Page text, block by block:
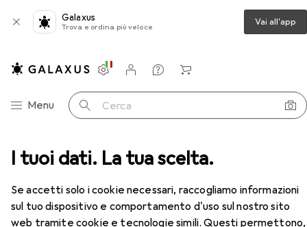
I tuoi dati. La tua scelta.
Se accetti solo i cookie necessari, raccogliamo informazioni
sul tuo dispositivo e comportamento d'uso sul nostro sito
web tramite cookie e tecnologie simili. Questi permettono,
Galaxus
Trova e ordina più veloce Vai all'app
Categoria Navigazione
Menu Cerca
Impostazioni
Conto cliente
Liste di confronto
Liste dei desideri
Carrello
lavoro Pantaloni da lavoro Planam salopette